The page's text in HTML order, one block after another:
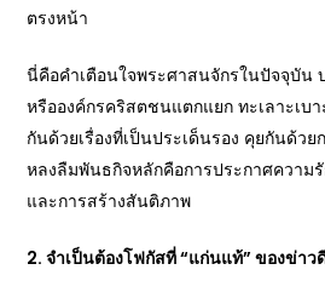
ตรงหน้า
นี่คือคำเตือนใจพระศาสนจักรในปัจจุบัน
หรือองค์กรคริสตชนแตกแยก ทะเลาะเบ
กันด้วยเรื่องที่เป็นประเด็นรอง คุยกันด้ว
หลงลืมพันธกิจหลักคือการประกาศความ
และการสร้างสันติภาพ
2. จำเป็นต้องโฟกัสที่ “แก่นแท้” ของข่าว